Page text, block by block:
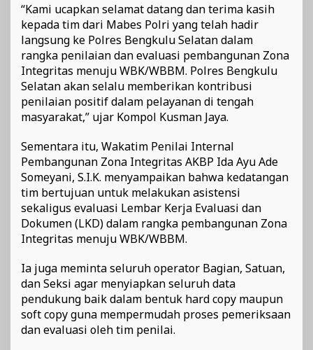
“Kami ucapkan selamat datang dan terima kasih
kepada tim dari Mabes Polri yang telah hadir
langsung ke Polres Bengkulu Selatan dalam
rangka penilaian dan evaluasi pembangunan Zona
Integritas menuju WBK/WBBM. Polres Bengkulu
Selatan akan selalu memberikan kontribusi
penilaian positif dalam pelayanan di tengah
masyarakat,” ujar Kompol Kusman Jaya.
Sementara itu, Wakatim Penilai Internal
Pembangunan Zona Integritas AKBP Ida Ayu Ade
Someyani, S.I.K. menyampaikan bahwa kedatangan
tim bertujuan untuk melakukan asistensi
sekaligus evaluasi Lembar Kerja Evaluasi dan
Dokumen (LKD) dalam rangka pembangunan Zona
Integritas menuju WBK/WBBM.
Ia juga meminta seluruh operator Bagian, Satuan,
dan Seksi agar menyiapkan seluruh data
pendukung baik dalam bentuk hard copy maupun
soft copy guna mempermudah proses pemeriksaan
dan evaluasi oleh tim penilai.